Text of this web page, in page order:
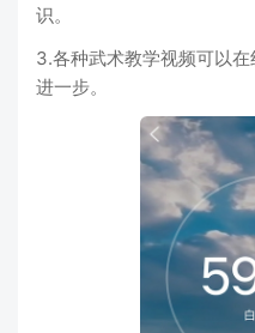
识。
3.各种武术教学视频可以
进一步。